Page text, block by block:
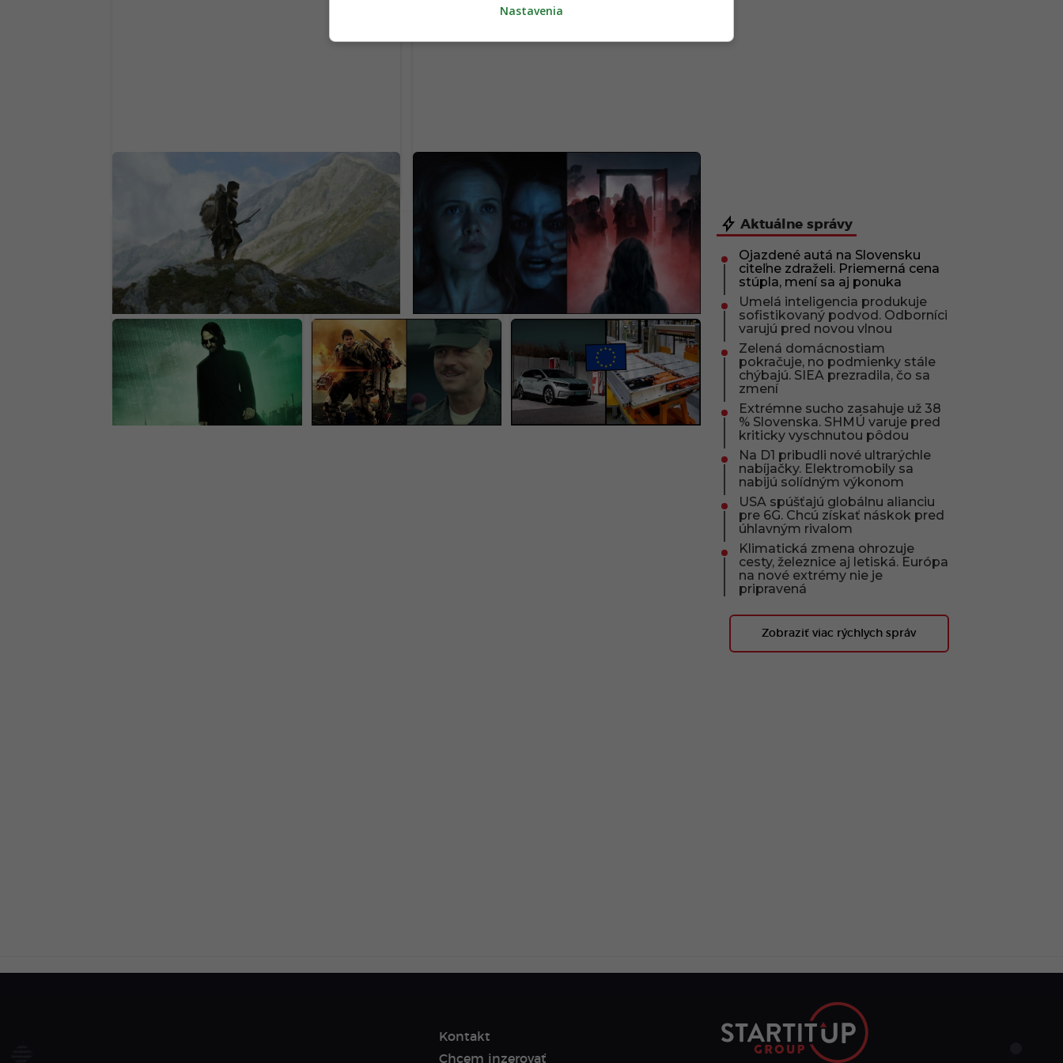
Ötzi prekvapil vedeckú obec. Na tele 5
300 rokov starého muža objavili život
Horor, ktorý desil celú generáciu, je späť.
Nový film ukazuje čistú hrôzu (VIDEO)
OFICIÁLNE: Matrix
dostane nový film, hlavná
hviezda sa vyjadrila jasne
Výsmech divákom. Netflix
pridal do ponuky geniálne
filmy, pozrie si ich málokto
Európska únia chce zrušiť
šedú zónu elektromobilov.
Prísne nariadenie začne
platiť už tento rok
Aktuálne správy
Ojazdené autá na Slovensku
citeľne zdraželi. Priemerná cena
stúpla, mení sa aj ponuka
Umelá inteligencia produkuje
sofistikovaný podvod. Odborníci
varujú pred novou vlnou
Zelená domácnostiam
pokračuje, no podmienky stále
chýbajú. SIEA prezradila, čo sa
zmení
Extrémne sucho zasahuje už 38
% Slovenska. SHMÚ varuje pred
kriticky vyschnutou pôdou
Na D1 pribudli nové ultrarýchle
nabíjačky. Elektromobily sa
nabijú solídným výkonom
USA spúšťajú globálnu alianciu
pre 6G. Chcú získať náskok pred
úhlavným rivalom
Klimatická zmena ohrozuje
cesty, železnice aj letiská. Európa
na nové extrémy nie je
pripravená
Zobraziť viac rýchlych správ
Kontakt
Chcem inzerovať
Nastavenia